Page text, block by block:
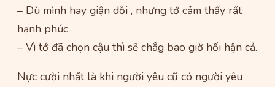
– Dù mình hay giận dỗi , nhưng tớ cảm thấy rất
hạnh phúc
– Vì tớ đã chọn cậu thì sẽ chẳg bao giờ hối hận cả.
Nực cười nhất là khi người yêu cũ có người yêu